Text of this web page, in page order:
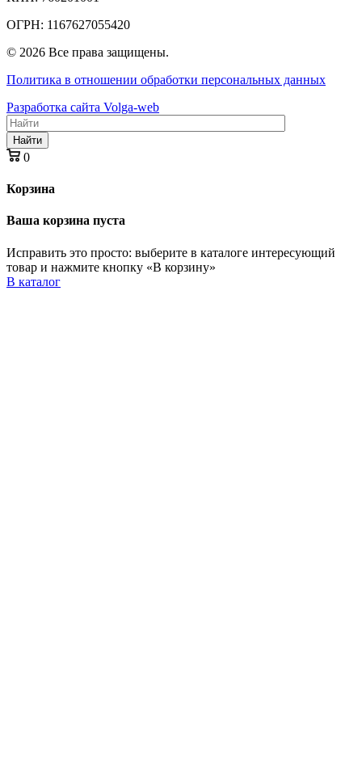
ОГРН: 1167627055420
© 2026 Все права защищены.
Политика в отношении обработки персональных данных
Разработка сайта Volga-web
Найти
0
Корзина
Ваша корзина пуста
Исправить это просто: выберите в каталоге интересующий
товар и нажмите кнопку «В корзину»
В каталог